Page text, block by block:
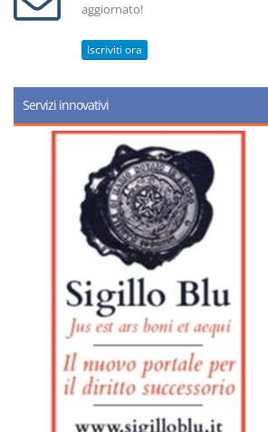
aggiornato!
Iscriviti ora
Servizi innovativi